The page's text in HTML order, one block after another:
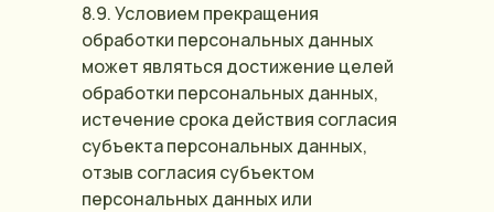
8.9. Условием прекращения
обработки персональных данных
может являться достижение целей
обработки персональных данных,
истечение срока действия согласия
субъекта персональных данных,
отзыв согласия субъектом
персональных данных или